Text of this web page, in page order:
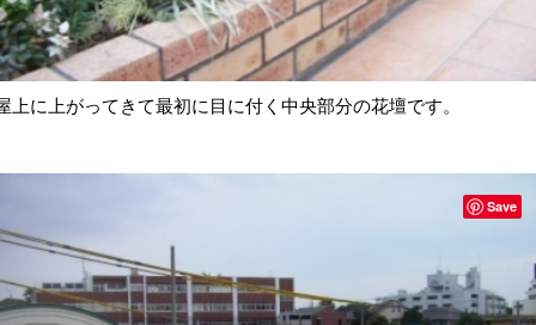
上に上がってきて最初に目に付く中央部分の花壇です。
Save